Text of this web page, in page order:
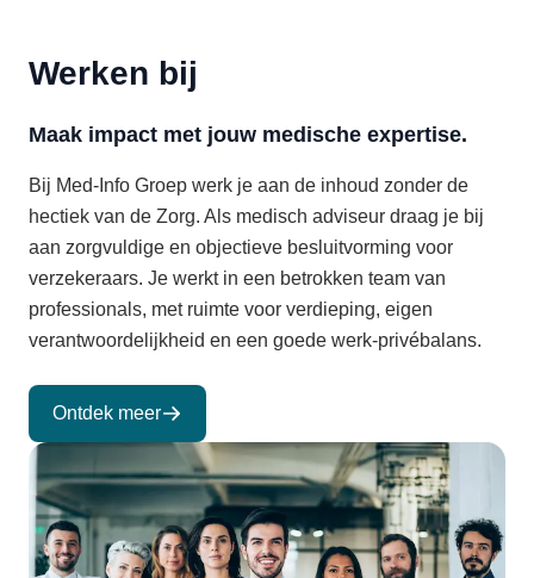
Werken bij
Maak impact met jouw medische expertise.
Bij Med-Info Groep werk je aan de inhoud zonder de
hectiek van de Zorg. Als medisch adviseur draag je bij
aan zorgvuldige en objectieve besluitvorming voor
verzekeraars. Je werkt in een betrokken team van
professionals, met ruimte voor verdieping, eigen
verantwoordelijkheid en een goede werk-privébalans.
Ontdek meer